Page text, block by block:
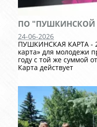
ПО "ПУШКИНСКОЙ
24-06-2026
ПУШКИНСКАЯ КАРТА -
карта» для молодежи
году с той же суммой
Карта действует